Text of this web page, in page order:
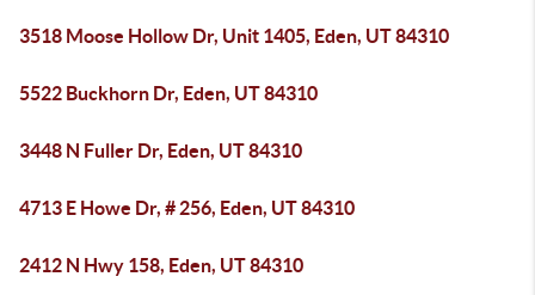
3518 Moose Hollow Dr, Unit 1405, Eden, UT 84310
5522 Buckhorn Dr, Eden, UT 84310
3448 N Fuller Dr, Eden, UT 84310
4713 E Howe Dr, # 256, Eden, UT 84310
2412 N Hwy 158, Eden, UT 84310